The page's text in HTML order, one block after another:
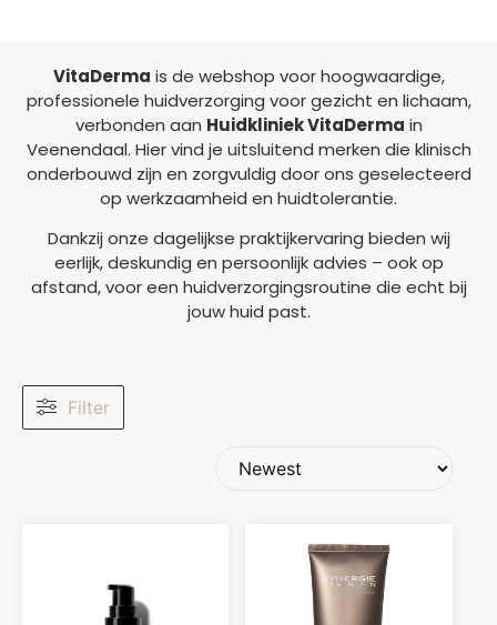
VitaDerma is de webshop voor hoogwaardige,
professionele huidverzorging voor gezicht en lichaam,
verbonden aan Huidkliniek VitaDerma in
Veenendaal. Hier vind je uitsluitend merken die klinisch
onderbouwd zijn en zorgvuldig door ons geselecteerd
op werkzaamheid en huidtolerantie.
Dankzij onze dagelijkse praktijkervaring bieden wij
eerlijk, deskundig en persoonlijk advies – ook op
afstand, voor een huidverzorgingsroutine die echt bij
jouw huid past.
Filter